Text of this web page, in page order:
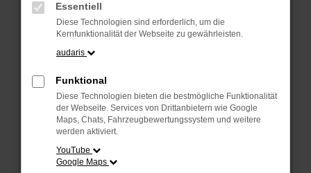
Beim Laden ist ein Fehler aufgetreten.
Hier sind ein paar Tipps, die dir helfen können:
Überprüfe deine Firewall und deine
Internetverbindung.
Laden andere Webseiten, zum Beispiel
deine Suchmaschine?
Prüfe deine Browsererweiterungen.
Manche Erweiterungen, wie Werbeblocker,
können das Laden bestimmter Seiten
Essentiell
Diese Technologien sind erforderlich, um die
Kernfunktionalität der Webseite zu gewährleisten.
audaris
Funktional
Diese Technologien bieten die bestmögliche Funktionalität
der Webseite. Services von Drittanbietern wie Google
Maps, Chats, Fahrzeugbewertungssystem und weitere
werden aktiviert.
YouTube
Google Maps